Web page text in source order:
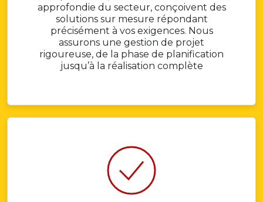
approfondie du secteur, conçoivent des
solutions sur mesure répondant
précisément à vos exigences. Nous
assurons une gestion de projet
rigoureuse, de la phase de planification
jusqu’à la réalisation complète